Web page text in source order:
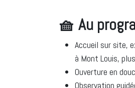
🧺 Au
Accueil sur site,
à Mont Louis,
Ouverture en
Observation